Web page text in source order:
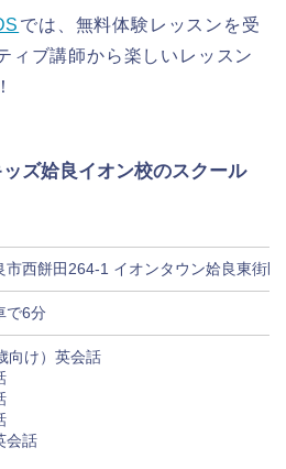
では、無料体験レッスンを受
ィブ講師から楽しいレッスン
ズ姶良イオン校のスクール
市西餅田264-1 イオンタウン姶良東街
で6分
向け）英会話
会話